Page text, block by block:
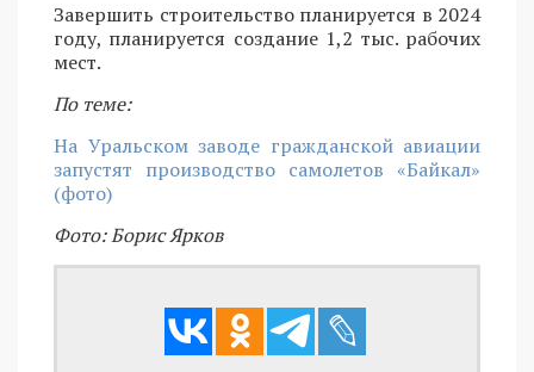
Завершить строительство планируется в 2024
году, планируется создание 1,2 тыс. рабочих
мест.
По теме:
На Уральском заводе гражданской авиации
запустят производство самолетов «Байкал»
(фото)
Фото: Борис Ярков